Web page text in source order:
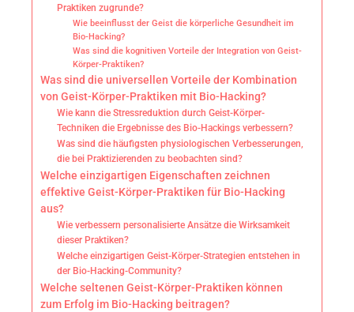
Praktiken zugrunde?
Wie beeinflusst der Geist die körperliche Gesundheit im
Bio-Hacking?
Was sind die kognitiven Vorteile der Integration von Geist-
Körper-Praktiken?
Was sind die universellen Vorteile der Kombination
von Geist-Körper-Praktiken mit Bio-Hacking?
Wie kann die Stressreduktion durch Geist-Körper-
Techniken die Ergebnisse des Bio-Hackings verbessern?
Was sind die häufigsten physiologischen Verbesserungen,
die bei Praktizierenden zu beobachten sind?
Welche einzigartigen Eigenschaften zeichnen
effektive Geist-Körper-Praktiken für Bio-Hacking
aus?
Wie verbessern personalisierte Ansätze die Wirksamkeit
dieser Praktiken?
Welche einzigartigen Geist-Körper-Strategien entstehen in
der Bio-Hacking-Community?
Welche seltenen Geist-Körper-Praktiken können
zum Erfolg im Bio-Hacking beitragen?